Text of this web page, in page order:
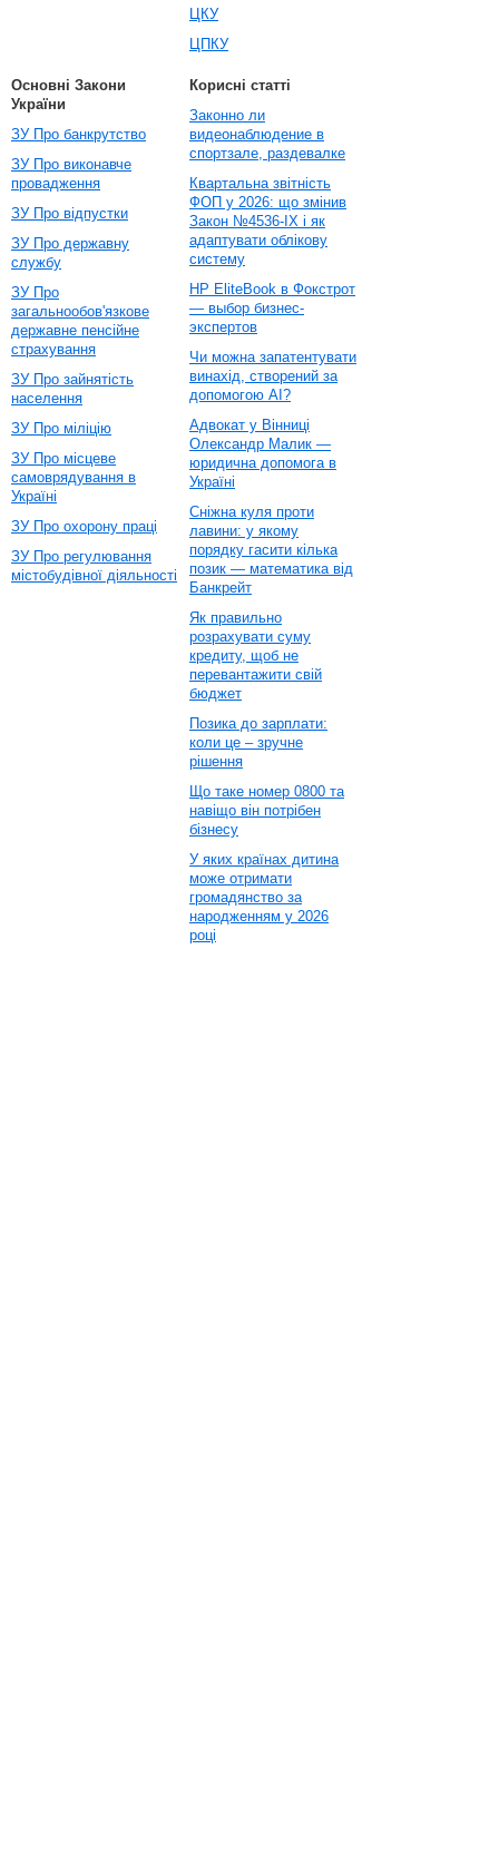
ЦКУ
ЦПКУ
Основні Закони
України
ЗУ Про банкрутство
ЗУ Про виконавче
провадження
ЗУ Про відпустки
ЗУ Про державну
службу
ЗУ Про
загальнообов'язкове
державне пенсійне
страхування
ЗУ Про зайнятість
населення
ЗУ Про міліцію
ЗУ Про місцеве
самоврядування в
Україні
ЗУ Про охорону праці
ЗУ Про регулювання
містобудівної діяльності
Корисні статті
Законно ли
видеонаблюдение в
спортзале, раздевалке
Квартальна звітність
ФОП у 2026: що змінив
Закон №4536-IX і як
адаптувати облікову
систему
HP EliteBook в Фокстрот
— выбор бизнес-
экспертов
Чи можна запатентувати
винахід, створений за
допомогою AI?
Адвокат у Вінниці
Олександр Малик —
юридична допомога в
Україні
Сніжна куля проти
лавини: у якому
порядку гасити кілька
позик — математика від
Банкрейт
Як правильно
розрахувати суму
кредиту, щоб не
перевантажити свій
бюджет
Позика до зарплати:
коли це – зручне
рішення
Що таке номер 0800 та
навіщо він потрібен
бізнесу
У яких країнах дитина
може отримати
громадянство за
народженням у 2026
році